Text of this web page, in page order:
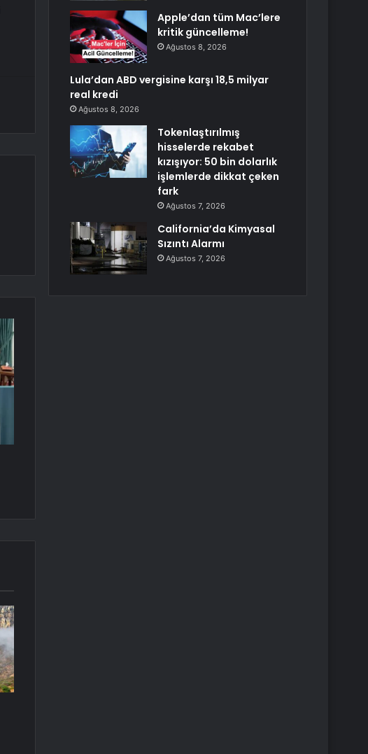
Apple’dan tüm Mac’lere
kritik güncelleme!
Ağustos 8, 2026
Lula’dan ABD vergisine karşı 18,5 milyar
real kredi
Ağustos 8, 2026
Tokenlaştırılmış
hisselerde rekabet
kızışıyor: 50 bin dolarlık
işlemlerde dikkat çeken
fark
Ağustos 7, 2026
California’da Kimyasal
Sızıntı Alarmı
Ağustos 7, 2026